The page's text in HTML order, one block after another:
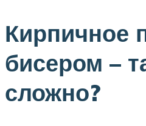
Кирпичное
бисером –
сложно?